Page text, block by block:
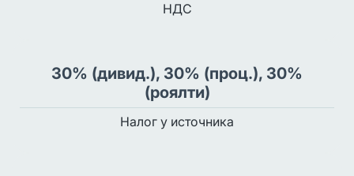
НДС
30% (дивид.), 30% (проц.), 30%
(роялти)
Налог у источника